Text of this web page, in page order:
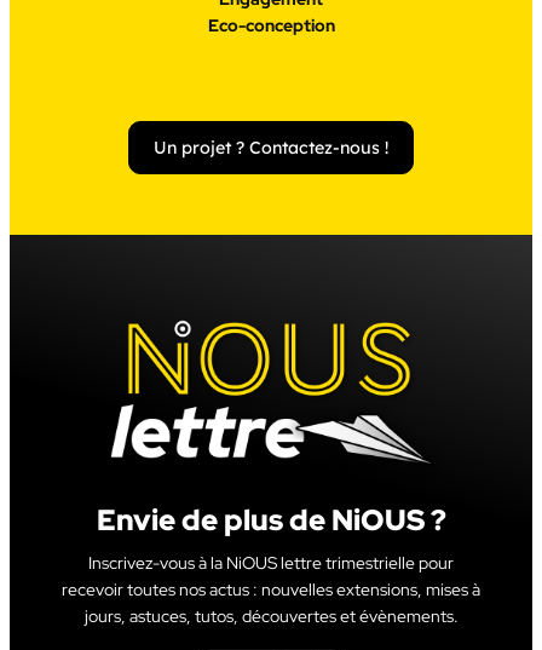
Eco-conception
Un projet ? Contactez-nous !
Envie de plus de NiOUS ?
Inscrivez-vous à la NiOUS lettre trimestrielle pour
recevoir toutes nos actus : nouvelles extensions, mises à
jours, astuces, tutos, découvertes et évènements.